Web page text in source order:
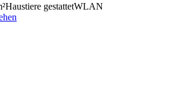
Haustiere gestattetWLAN